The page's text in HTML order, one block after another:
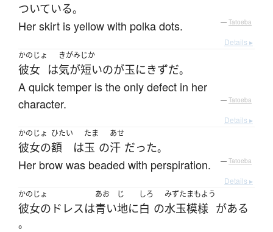
ついている。
Her skirt is yellow with polka dots. — Tatoeba
Details ▸
かのじょ
彼女 は
きがみじか
気が短いのが玉にきずだ。
A quick temper is the only defect in her
character.
— Tatoeba
Details ▸
かのじょ
彼女の
ひたい
額 は
たま
玉 の
あせ
汗 だった。
Her brow was beaded with perspiration. — Tatoeba
Details ▸
かのじょ
彼女の ドレスは
あお
青い
じ
地に
しろ
白 の
みずたまもよう
水玉模様 がある
。